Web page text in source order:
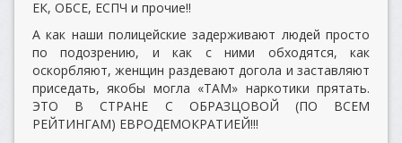
ЕК, ОБСЕ, ЕСПЧ и прочие!!
А как наши полицейские задерживают людей просто
по подозрению, и как с ними обходятся, как
оскорбляют, женщин раздевают догола и заставляют
приседать, якобы могла «ТАМ» наркотики прятать.
ЭТО В СТРАНЕ С ОБРАЗЦОВОЙ (ПО ВСЕМ
РЕЙТИНГАМ) ЕВРОДЕМОКРАТИЕЙ!!!